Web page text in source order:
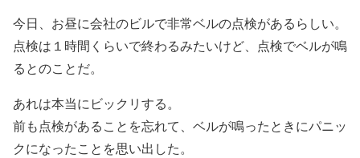
今日、お昼に会社のビルで非常ベルの点検があるらしい。
点検は１時間くらいで終わるみたいけど、点検でベルが鳴
るとのことだ。
あれは本当にビックリする。
前も点検があることを忘れて、ベルが鳴ったときにパニッ
クになったことを思い出した。